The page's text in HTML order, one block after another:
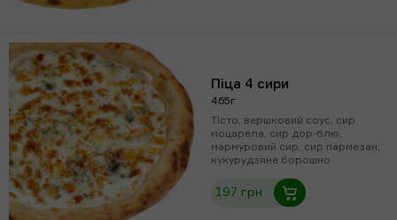
Піца 4 сири
465г
Тісто, вершковий соус, сир
моцарела, сир дор-блю,
мармуровий сир, сир пармезан,
кукурудзяне борошно
197 грн